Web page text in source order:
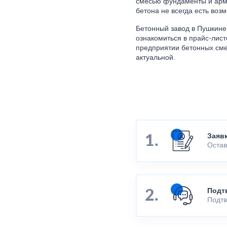
смесью фундаменты и
бетона не всегда есть
Бетонный завод в
ознакомиться в прайс-
предприятии бетонных
актуальной.